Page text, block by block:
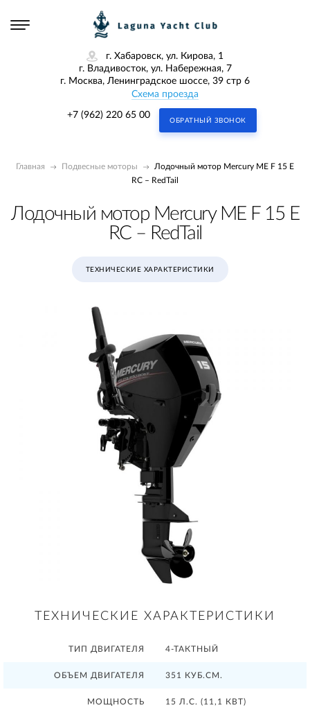
г. Хабаровск, ул. Кирова, 1
г. Владивосток, ул. Набережная, 7
г. Москва, Ленинградское шоссе, 39 стр 6
Схема проезда
+7 (962) 220 65 00
ОБРАТНЫЙ ЗВОНОК
Главная Подвесные моторы
Лодочный мотор Mercury ME F 15 E
RC – RedTail
Лодочный мотор Mercury ME F 15 E
RC – RedTail
ТЕХНИЧЕСКИЕ ХАРАКТЕРИСТИКИ
ТЕХНИЧЕСКИЕ ХАРАКТЕРИСТИКИ
ТИП ДВИГАТЕЛЯ 4-ТАКТНЫЙ
ОБЪЕМ ДВИГАТЕЛЯ 351 КУБ.СМ.
МОЩНОСТЬ 15 Л.С. (11,1 КВТ)